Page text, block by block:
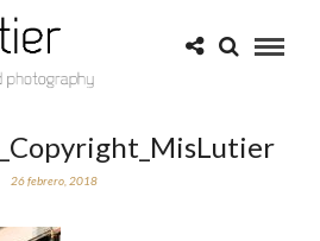
26 febrero, 2018